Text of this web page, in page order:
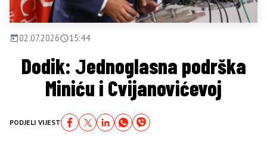
02.07.2026 15:44
Dodik: Јednoglasna podrška
Miniću i Cvijanovićevoj
PODJELI VIJEST